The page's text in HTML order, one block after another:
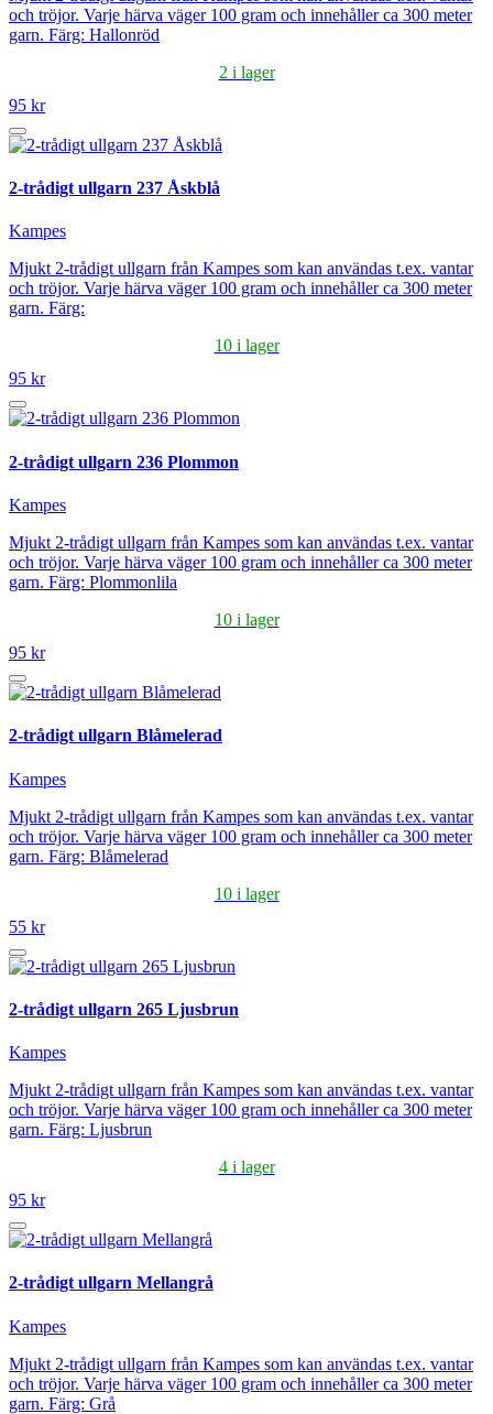
och tröjor. Varje härva väger 100 gram och innehåller ca 300 meter
garn. Färg: Hallonröd
2 i lager
95 kr
2-trådigt ullgarn 237 Åskblå
Kampes
Mjukt 2-trådigt ullgarn från Kampes som kan användas t.ex. vantar
och tröjor. Varje härva väger 100 gram och innehåller ca 300 meter
garn. Färg:
10 i lager
95 kr
2-trådigt ullgarn 236 Plommon
Kampes
Mjukt 2-trådigt ullgarn från Kampes som kan användas t.ex. vantar
och tröjor. Varje härva väger 100 gram och innehåller ca 300 meter
garn. Färg: Plommonlila
10 i lager
95 kr
2-trådigt ullgarn Blåmelerad
Kampes
Mjukt 2-trådigt ullgarn från Kampes som kan användas t.ex. vantar
och tröjor. Varje härva väger 100 gram och innehåller ca 300 meter
garn. Färg: Blåmelerad
10 i lager
55 kr
2-trådigt ullgarn 265 Ljusbrun
Kampes
Mjukt 2-trådigt ullgarn från Kampes som kan användas t.ex. vantar
och tröjor. Varje härva väger 100 gram och innehåller ca 300 meter
garn. Färg: Ljusbrun
4 i lager
95 kr
2-trådigt ullgarn Mellangrå
Kampes
Mjukt 2-trådigt ullgarn från Kampes som kan användas t.ex. vantar
och tröjor. Varje härva väger 100 gram och innehåller ca 300 meter
garn. Färg: Grå